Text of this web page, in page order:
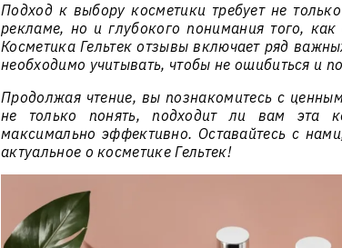
Подход к выбору косметики требует не
рекламе, но и глубокого понимания того,
Косметика Гельтек отзывы включает ряд
необходимо учитывать, чтобы не ошибиться и
Продолжая чтение, вы познакомитесь с
не только понять, подходит ли вам эта
максимально эффективно. Оставайтесь с
актуальное о косметике Гельтек!